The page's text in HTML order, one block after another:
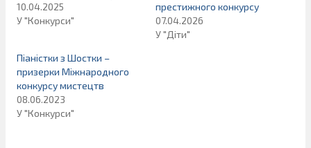
10.04.2025
У "Конкурси"
престижного конкурсу
07.04.2026
У "Діти"
Піаністки з Шостки –
призерки Міжнародного
конкурсу мистецтв
08.06.2023
У "Конкурси"